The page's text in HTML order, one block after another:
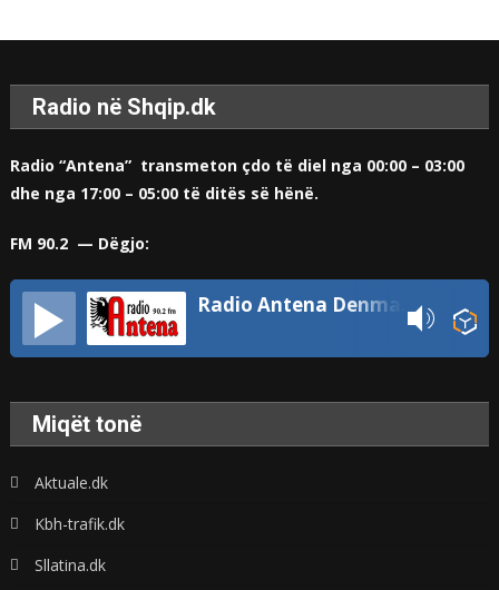
Radio në Shqip.dk
Radio “Antena” transmeton çdo të diel nga 00:00 – 03:00
dhe nga 17:00 – 05:00 të ditës së hënë.
FM 90.2 — Dëgjo:
Radio Antena Denmark
Miqët tonë
Aktuale.dk
Kbh-trafik.dk
Sllatina.dk